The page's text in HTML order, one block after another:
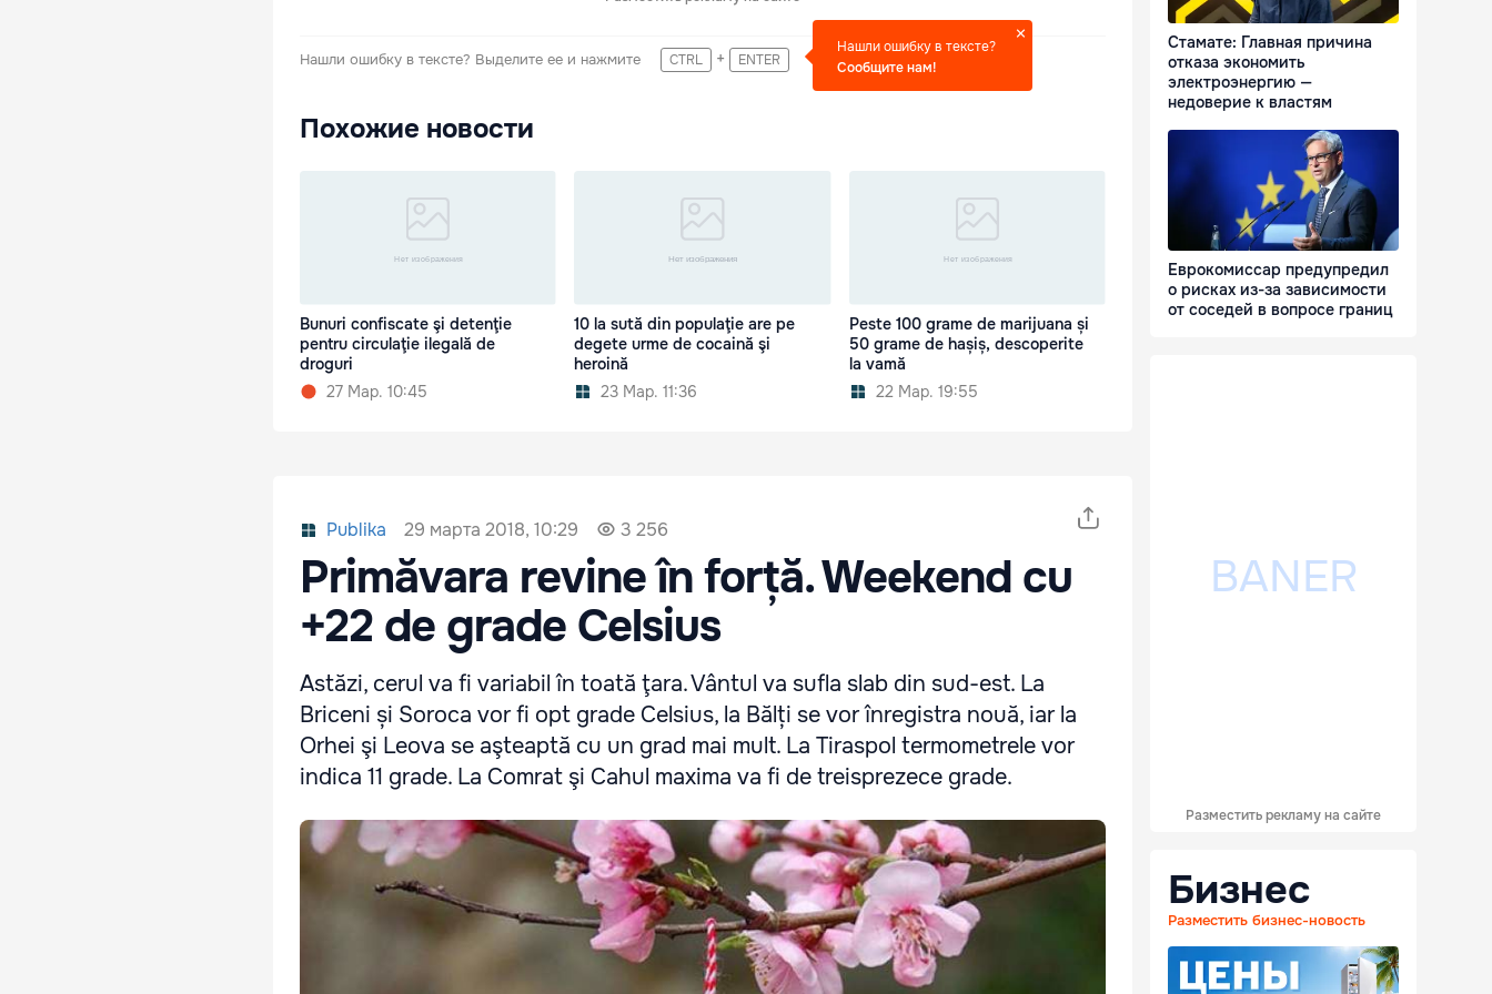
Нашли ошибку в тексте? Выделите ее и нажмите CTRL + ENTER
Нашли ошибку в тексте?
Сообщите нам!
Похожие новости
Bunuri confiscate şi detenţie
pentru circulaţie ilegală de
droguri
27 Мар. 10:45
10 la sută din populaţie are pe
degete urme de cocaină şi
heroină
23 Мар. 11:36
Peste 100 grame de marijuana și
50 grame de hașiș, descoperite
la vamă
22 Мар. 19:55
Publika 29 марта 2018, 10:29 3 256
Primăvara revine în forță. Weekend cu
+22 de grade Celsius
Astăzi, cerul va fi variabil în toată ţara. Vântul va sufla slab din sud-est. La
Briceni și Soroca vor fi opt grade Celsius, la Bălți se vor înregistra nouă, iar la
Orhei şi Leova se aşteaptă cu un grad mai mult. La Tiraspol termometrele vor
indica 11 grade. La Comrat şi Cahul maxima va fi de treisprezece grade.
Стамате: Главная причина
отказа экономить
электроэнергию —
недоверие к властям
Еврокомиссар предупредил
о рисках из-за зависимости
от соседей в вопросе границ
Разместить рекламу на сайте
Бизнес
Разместить бизнес-новость